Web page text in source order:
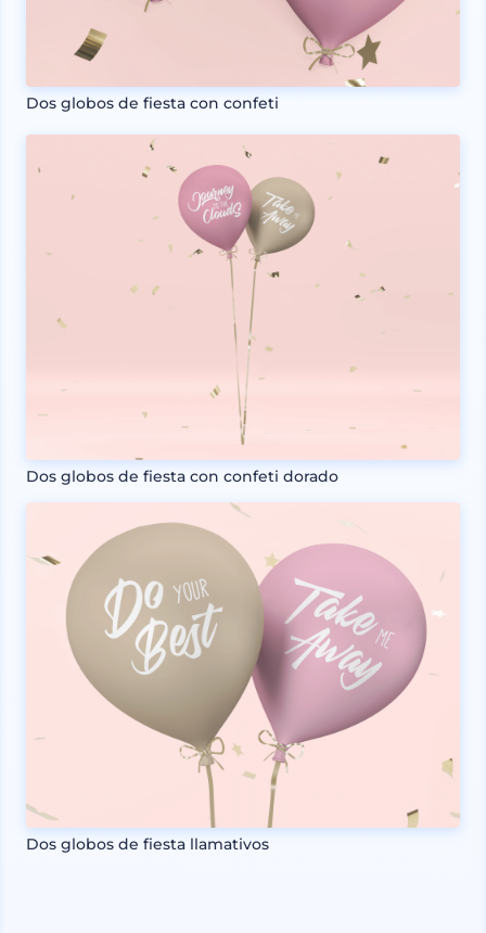
Dos globos de fiesta con confeti
Dos globos de fiesta con confeti dorado
Dos globos de fiesta llamativos